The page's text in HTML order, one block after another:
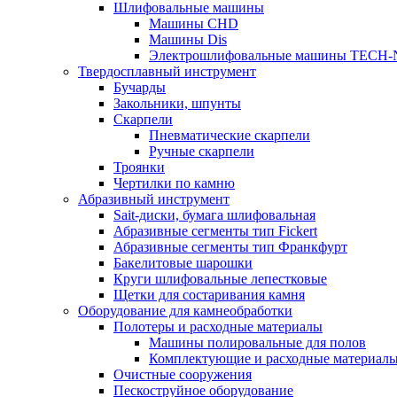
Шлифовальные машины
Машины CHD
Машины Dis
Электрошлифовальные машины TECH-
Твердосплавный инструмент
Бучарды
Закольники, шпунты
Скарпели
Пневматические скарпели
Ручные скарпели
Троянки
Чертилки по камню
Абразивный инструмент
Sait-диски, бумага шлифовальная
Абразивные сегменты тип Fickert
Абразивные сегменты тип Франкфурт
Бакелитовые шарошки
Круги шлифовальные лепестковые
Щетки для состаривания камня
Оборудование для камнеобработки
Полотеры и расходные материалы
Машины полировальные для полов
Комплектующие и расходные
Очистные сооружения
Пескоструйное оборудование